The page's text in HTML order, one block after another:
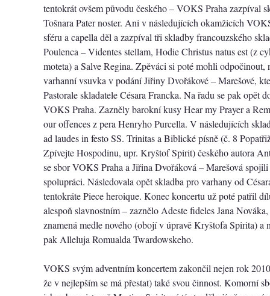
tentokrát ovšem původu českého – VOKS Praha zazpíval
Tošnara Pater noster. Ani v následujících okamžicích
sféru a capella děl a zazpíval tři skladby francouzského
Poulenca – Videntes stellam, Hodie Christus natus est (z
moteta) a Salve Regina. Zpěváci si poté mohli odpočinout,
varhanní vsuvka v podání Jiřiny Dvořákové – Marešové,
Pastorale skladatele Césara Francka. Na řadu se pak opět
VOKS Praha. Zazněly barokní kusy Hear my Prayer a
our offences z pera Henryho Purcella. V následujících
ad laudes in festo SS. Trinitas a Biblické písně (č. 8
Zpívejte Hospodinu, upr. Kryštof Spirit) českého autora
se sbor VOKS Praha a Jiřina Dvořáková – Marešová
spolupráci. Následovala opět skladba pro varhany od
tentokráte Piece heroique. Konec koncertu už poté patřil
alespoň slavnostním – zaznělo Adeste fideles Jana
znamená medle nového (obojí v úpravě Kryštofa Spirita) a
pak Alleluja Romualda Twardowskeho.
VOKS svým adventním koncertem zakončil nejen rok
že v nejlepším se má přestat) také svou činnost. Komorní